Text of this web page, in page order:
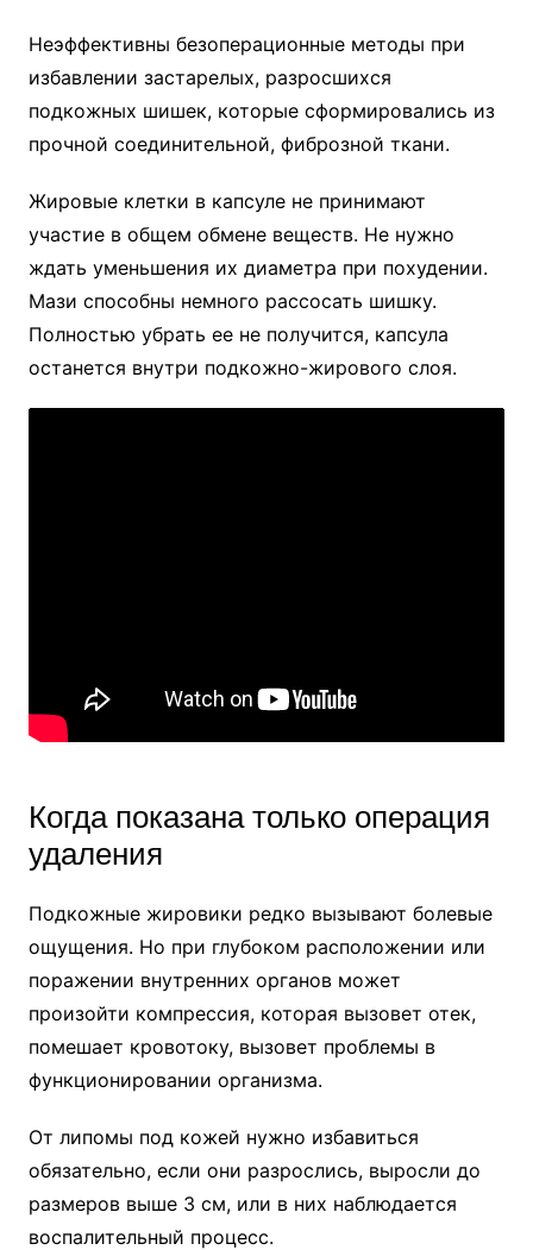
Неэффективны безоперационные методы при
избавлении застарелых, разросшихся
подкожных шишек, которые сформировались из
прочной соединительной, фиброзной ткани.
Жировые клетки в капсуле не принимают
участие в общем обмене веществ. Не нужно
ждать уменьшения их диаметра при похудении.
Мази способны немного рассосать шишку.
Полностью убрать ее не получится, капсула
останется внутри подкожно-жирового слоя.
Когда показана только операция
удаления
Подкожные жировики редко вызывают болевые
ощущения. Но при глубоком расположении или
поражении внутренних органов может
произойти компрессия, которая вызовет отек,
помешает кровотоку, вызовет проблемы в
функционировании организма.
От липомы под кожей нужно избавиться
обязательно, если они разрослись, выросли до
размеров выше 3 см, или в них наблюдается
воспалительный процесс.